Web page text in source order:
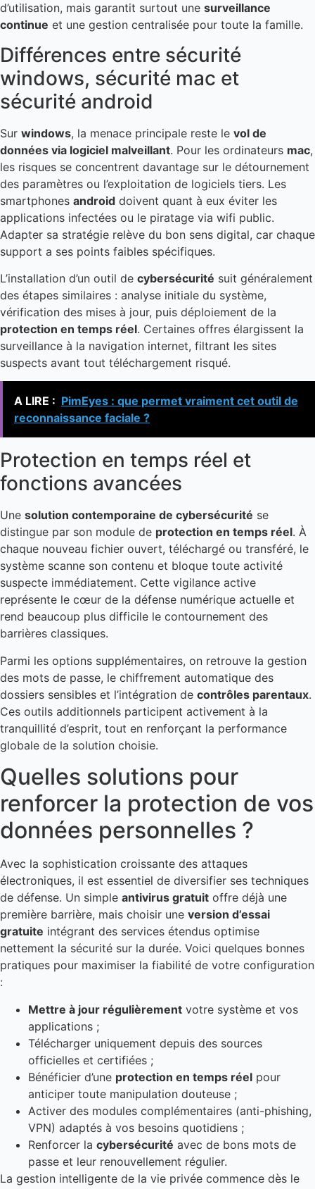
d’utilisation, mais garantit surtout une surveillance
continue et une gestion centralisée pour toute la famille.
Différences entre sécurité
windows, sécurité mac et
sécurité android
Sur windows, la menace principale reste le vol de
données via logiciel malveillant. Pour les ordinateurs mac,
les risques se concentrent davantage sur le détournement
des paramètres ou l’exploitation de logiciels tiers. Les
smartphones android doivent quant à eux éviter les
applications infectées ou le piratage via wifi public.
Adapter sa stratégie relève du bon sens digital, car chaque
support a ses points faibles spécifiques.
L’installation d’un outil de cybersécurité suit généralement
des étapes similaires : analyse initiale du système,
vérification des mises à jour, puis déploiement de la
protection en temps réel. Certaines offres élargissent la
surveillance à la navigation internet, filtrant les sites
suspects avant tout téléchargement risqué.
A LIRE : PimEyes : que permet vraiment cet outil de
reconnaissance faciale ?
Protection en temps réel et
fonctions avancées
Une solution contemporaine de cybersécurité se
distingue par son module de protection en temps réel. À
chaque nouveau fichier ouvert, téléchargé ou transféré, le
système scanne son contenu et bloque toute activité
suspecte immédiatement. Cette vigilance active
représente le cœur de la défense numérique actuelle et
rend beaucoup plus difficile le contournement des
barrières classiques.
Parmi les options supplémentaires, on retrouve la gestion
des mots de passe, le chiffrement automatique des
dossiers sensibles et l’intégration de contrôles parentaux.
Ces outils additionnels participent activement à la
tranquillité d’esprit, tout en renforçant la performance
globale de la solution choisie.
Quelles solutions pour
renforcer la protection de vos
données personnelles ?
Avec la sophistication croissante des attaques
électroniques, il est essentiel de diversifier ses techniques
de défense. Un simple antivirus gratuit offre déjà une
première barrière, mais choisir une version d’essai
gratuite intégrant des services étendus optimise
nettement la sécurité sur la durée. Voici quelques bonnes
pratiques pour maximiser la fiabilité de votre configuration
:
Mettre à jour régulièrement votre système et vos
applications ;
Télécharger uniquement depuis des sources
officielles et certifiées ;
Bénéficier d’une protection en temps réel pour
anticiper toute manipulation douteuse ;
Activer des modules complémentaires (anti-phishing,
VPN) adaptés à vos besoins quotidiens ;
Renforcer la cybersécurité avec de bons mots de
passe et leur renouvellement régulier.
La gestion intelligente de la vie privée commence dès le